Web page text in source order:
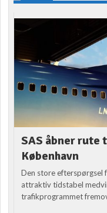
SAS åbner rute
København
Den store efterspørgsel
attraktiv tidstabel
trafikprogrammet